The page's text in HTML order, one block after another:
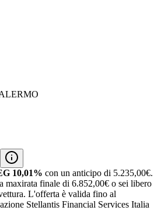
10,01% con un anticipo di 5.235,00€.
maxirata finale di 6.852,00€ o sei libero
L'offerta è valida fino al
Stellantis Financial Services Italia